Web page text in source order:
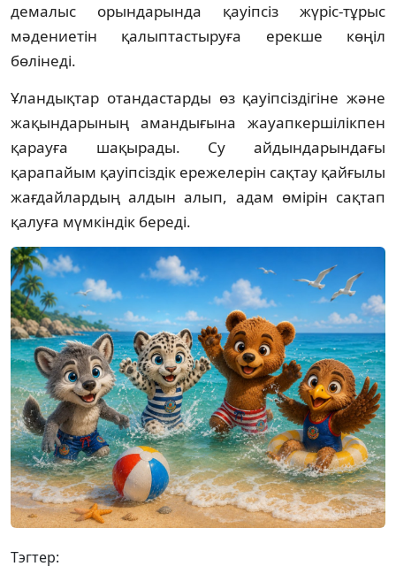
демалыс орындарында қауіпсіз жүріс-тұрыс
мәдениетін қалыптастыруға ерекше көңіл
бөлінеді.
Ұландықтар отандастарды өз қауіпсіздігіне және
жақындарының амандығына жауапкершілікпен
қарауға шақырады. Су айдындарындағы
қарапайым қауіпсіздік ережелерін сақтау қайғылы
жағдайлардың алдын алып, адам өмірін сақтап
қалуға мүмкіндік береді.
Тэгтер: